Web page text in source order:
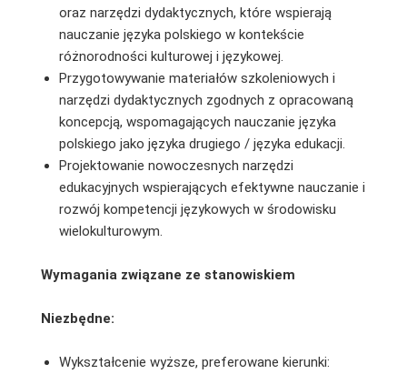
oraz narzędzi dydaktycznych, które wspierają
nauczanie języka polskiego w kontekście
różnorodności kulturowej i językowej.
Przygotowywanie materiałów szkoleniowych i
narzędzi dydaktycznych zgodnych z opracowaną
koncepcją, wspomagających nauczanie języka
polskiego jako języka drugiego / języka edukacji.
Projektowanie nowoczesnych narzędzi
edukacyjnych wspierających efektywne nauczanie i
rozwój kompetencji językowych w środowisku
wielokulturowym.
Wymagania związane ze stanowiskiem
Niezbędne:
Wykształcenie wyższe, preferowane kierunki: